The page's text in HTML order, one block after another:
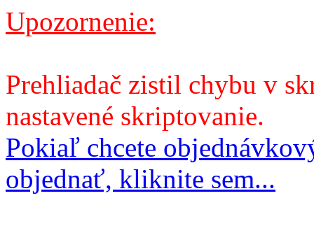
Upozornenie:
Prehliadač zistil chybu v
nastavené skriptovanie.
Pokiaľ chcete
objednať, kliknite sem...